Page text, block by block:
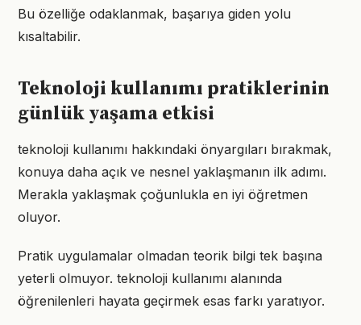
Bu özelliğe odaklanmak, başarıya giden yolu
kısaltabilir.
Teknoloji kullanımı pratiklerinin
günlük yaşama etkisi
teknoloji kullanımı hakkındaki önyargıları bırakmak,
konuya daha açık ve nesnel yaklaşmanın ilk adımı.
Merakla yaklaşmak çoğunlukla en iyi öğretmen
oluyor.
Pratik uygulamalar olmadan teorik bilgi tek başına
yeterli olmuyor. teknoloji kullanımı alanında
öğrenilenleri hayata geçirmek esas farkı yaratıyor.